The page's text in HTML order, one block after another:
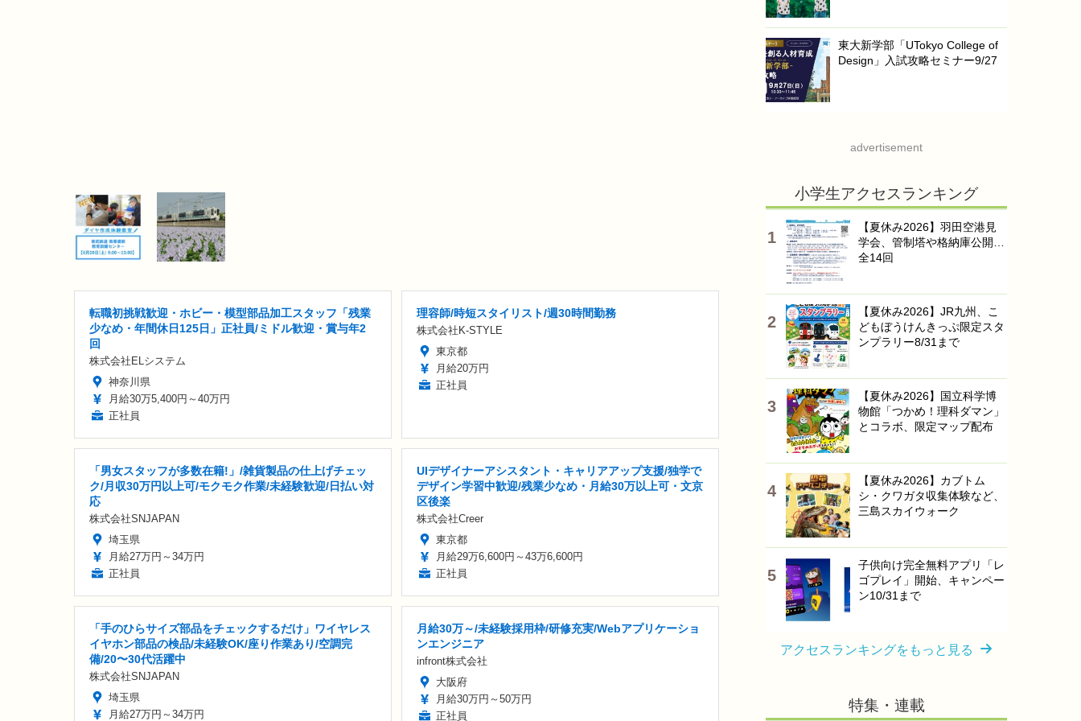
転職初挑戦歓迎・ホビー・模型部品加工スタッフ「残業
少なめ・年間休日125日」正社員/ミドル歓迎・賞与年2
回
株式会社ELシステム
神奈川県
月給30万5,400円～40万円
正社員
理容師/時短スタイリスト/週30時間勤務
株式会社K-STYLE
東京都
月給20万円
正社員
「男女スタッフが多数在籍!」/雑貨製品の仕上げチェッ
ク/月収30万円以上可/モクモク作業/未経験歓迎/日払い対
応
株式会社SNJAPAN
埼玉県
月給27万円～34万円
正社員
UIデザイナーアシスタント・キャリアアップ支援/独学で
デザイン学習中歓迎/残業少なめ・月給30万以上可・文京
区後楽
株式会社Creer
東京都
月給29万6,600円～43万6,600円
正社員
「手のひらサイズ部品をチェックするだけ」ワイヤレス
イヤホン部品の検品/未経験OK/座り作業あり/空調完
備/20〜30代活躍中
株式会社SNJAPAN
埼玉県
月給27万円～34万円
月給30万～/未経験採用枠/研修充実/Webアプリケーショ
ンエンジニア
infront株式会社
大阪府
月給30万円～50万円
正社員
東大新学部「UTokyo College of
Design」入試攻略セミナー9/27
advertisement
小学生アクセスランキング
【夏休み2026】羽田空港見
学会、管制塔や格納庫公開…
全14回
【夏休み2026】JR九州、こ
どもぼうけんきっぷ限定スタ
ンプラリー8/31まで
【夏休み2026】国立科学博
物館「つかめ！理科ダマン」
とコラボ、限定マップ配布
【夏休み2026】カブトム
シ・クワガタ収集体験など、
三島スカイウォーク
子供向け完全無料アプリ「レ
ゴプレイ」開始、キャンペー
ン10/31まで
アクセスランキングをもっと見る
特集・連載